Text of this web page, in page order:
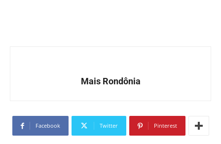
Mais Rondônia
Facebook Twitter Pinterest